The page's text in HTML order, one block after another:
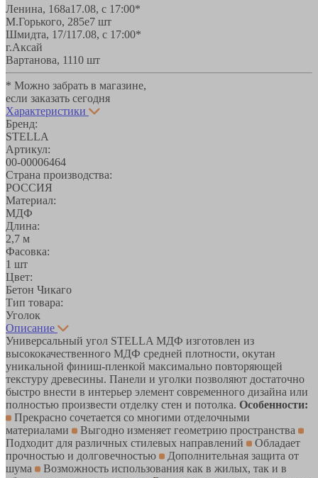
Ленина, 168а17.08, с 17:00*
М.Горького, 285е7 шт
Шмидта, 17/117.08, с 17:00*
г.Аксай
Вартанова, 1110 шт
* Можно забрать в магазине,
если заказать сегодня
Характеристики
Бренд:
STELLA
Артикул:
00-00006464
Страна производства:
РОССИЯ
Материал:
МДФ
Длина:
2,7 м
Фасовка:
1 шт
Цвет:
Бетон Чикаго
Тип товара:
Уголок
Описание
Универсальный угол STELLA МДФ изготовлен из
высококачественного МДФ средней плотности, окутан
уникальной финиш-пленкой максимально повторяющей
текстуру древесины. Панели и уголки позволяют достаточно
быстро внести в интерьер элемент современного дизайна или
полностью произвести отделку стен и потолка. Особенности:
Прекрасно сочетается со многими отделочными
материалами
Выгодно изменяет геометрию пространства
Подходит для различных стилевых направлений
Обладает
прочностью и долговечностью
Дополнительная защита от
шума
Возможность использования как в жилых, так и в